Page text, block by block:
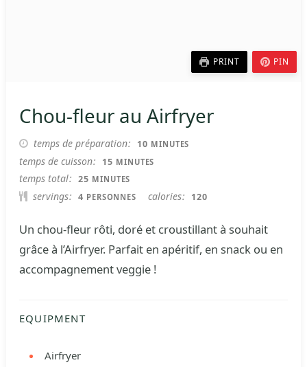
PRINT PIN
Chou-fleur au Airfryer
temps de préparation 10 MINUTES
MINUTES
temps de cuisson 15 MINUTES
MINUTES
temps total 25 MINUTES
MINUTES
servings 4 PERSONNES calories 120
Un chou-fleur rôti, doré et croustillant à souhait
grâce à l’Airfryer. Parfait en apéritif, en snack ou en
accompagnement veggie !
EQUIPMENT
Airfryer